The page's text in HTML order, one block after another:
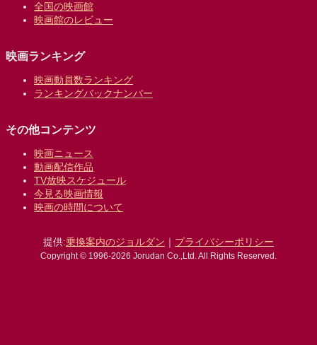
全国の映画館
映画館のレビュー
映画ランキング
映画動員数ランキング
ランキングバックナンバー
その他コンテンツ
映画ニュース
動画配信作品
TV放映スケジュール
今見る映画情報
映画の時間について
提供:乗換案内のジョルダン ｜ プライバシーポリシー
Copyright © 1996-2026 Jorudan Co.,Ltd. All Rights Reserved.